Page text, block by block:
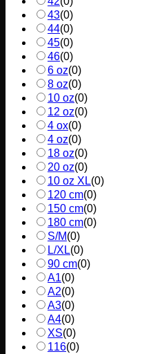
43(0)
44(0)
45(0)
46(0)
6 oz(0)
8 oz(0)
10 oz(0)
12 oz(0)
4 ox(0)
4 oz(0)
18 oz(0)
20 oz(0)
10 oz XL(0)
120 cm(0)
150 cm(0)
180 cm(0)
S/M(0)
L/XL(0)
90 cm(0)
A1(0)
A2(0)
A3(0)
A4(0)
XS(0)
116(0)